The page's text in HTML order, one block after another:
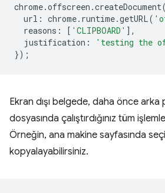
chrome.offscreen .createDocument
url : chrome. runtime.getURL(
reasons : [ 'CLIPBOARD' ],
justification : 'testing the
});
Ekran dışı belgede, daha önce arka
dosyasında çalıştırdığınız tüm
Örneğin, ana makine sayfasında
kopyalayabilirsiniz.